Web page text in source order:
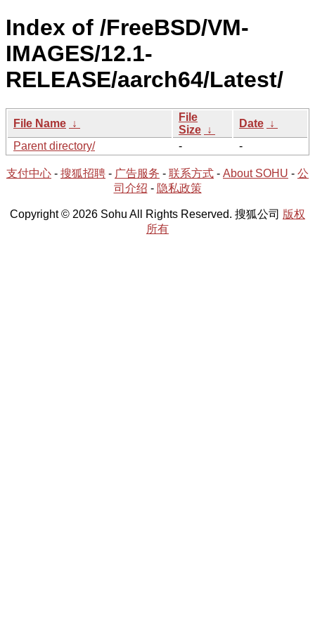
Index of /FreeBSD/VM-
IMAGES/12.1-
RELEASE/aarch64/Latest/
File Name ↓
File
Size ↓
Date ↓
Parent directory/
- -
支付中心 - 搜狐招聘 - 广告服务 - 联系方式 - About SOHU - 公
司介绍 - 隐私政策
Copyright © 2026 Sohu All Rights Reserved. 搜狐公司 版权
所有